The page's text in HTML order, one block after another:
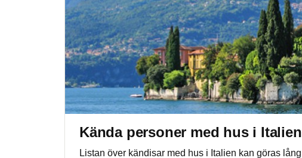
Kända personer med hus i Italien
Listan över kändisar med hus i Italien kan göras